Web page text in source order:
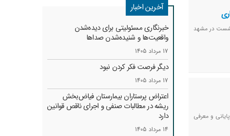
نشست در مشهد
و معرفی
آخرین اخبار
خبرنگاری مسئولیتی برای دیده‌شدن
واقعیت‌ها و شنیده‌شدن صداها
17 مرداد 1405
دیگر فرصت فکر کردن نبود
17 مرداد 1405
اعتراض پرستاران بیمارستان فیاض‌بخش
ریشه در مطالبات صنفی و اجرای ناقص قوانین
دارد
14 مرداد 1405